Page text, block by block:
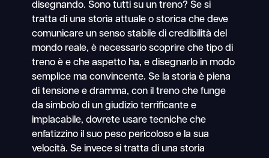
disegnando. Sono tutti su un treno? Se si
tratta di una storia attuale o storica che deve
comunicare un senso stabile di credibilità del
mondo reale, è necessario scoprire che tipo di
treno è e che aspetto ha, e disegnarlo in modo
semplice ma convincente. Se la storia è piena
di tensione e dramma, con il treno che funge
da simbolo di un giudizio terrificante e
implacabile, dovrete usare tecniche che
enfatizzino il suo peso pericoloso e la sua
velocità. Se invece si tratta di una storia